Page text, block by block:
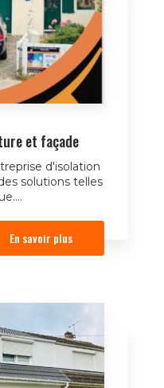
et façade
d'isolation
solutions telles
En savoir plus